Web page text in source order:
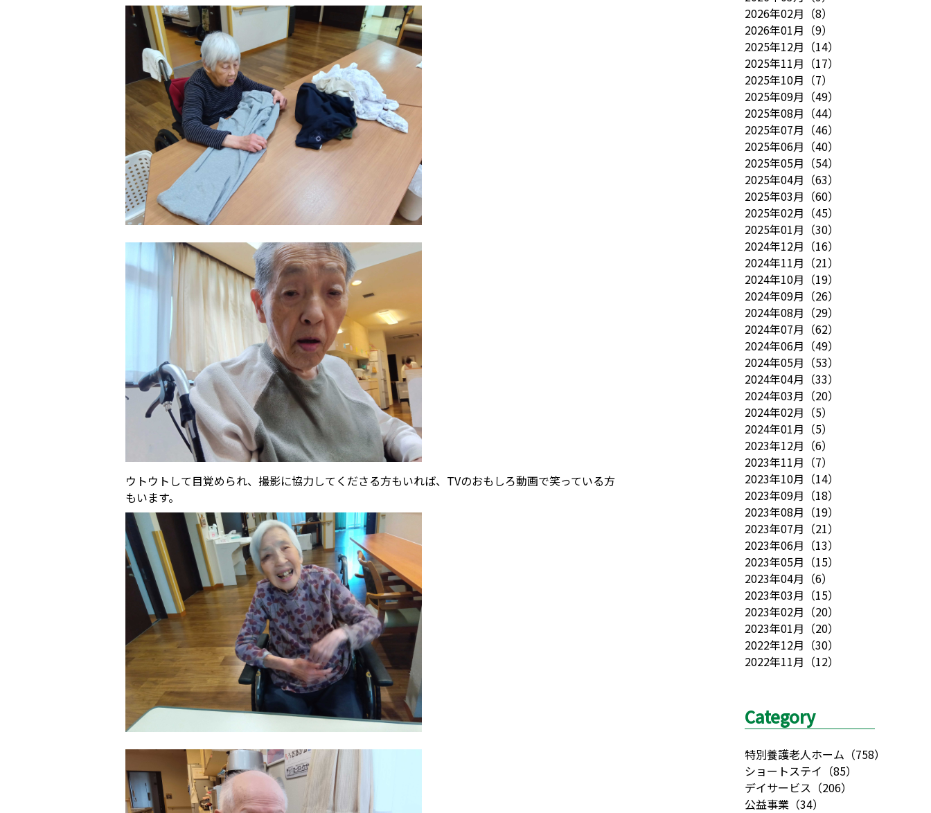
ウトウトして目覚められ、撮影に協力してくださる方もいれば、TVのおもしろ動画で笑っている方
もいます。
2026年02月 （8）
2026年01月 （9）
2025年12月 （14）
2025年11月 （17）
2025年10月 （7）
2025年09月 （49）
2025年08月 （44）
2025年07月 （46）
2025年06月 （40）
2025年05月 （54）
2025年04月 （63）
2025年03月 （60）
2025年02月 （45）
2025年01月 （30）
2024年12月 （16）
2024年11月 （21）
2024年10月 （19）
2024年09月 （26）
2024年08月 （29）
2024年07月 （62）
2024年06月 （49）
2024年05月 （53）
2024年04月 （33）
2024年03月 （20）
2024年02月 （5）
2024年01月 （5）
2023年12月 （6）
2023年11月 （7）
2023年10月 （14）
2023年09月 （18）
2023年08月 （19）
2023年07月 （21）
2023年06月 （13）
2023年05月 （15）
2023年04月 （6）
2023年03月 （15）
2023年02月 （20）
2023年01月 （20）
2022年12月 （30）
2022年11月 （12）
Category
特別養護老人ホーム （758）
ショートステイ （85）
デイサービス （206）
公益事業 （34）